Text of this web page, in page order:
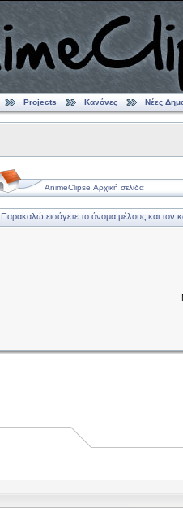
Projects Κανόνες Νέες
AnimeClipse Αρχική σελίδα
Παρακαλώ εισάγετε το όνομα μέλους και τον